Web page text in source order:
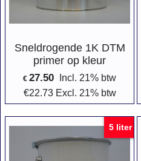
Sneldrogende 1K DTM
primer op kleur
€ 27.50
Incl. 21% btw
€22.73 Excl. 21% btw
5 liter